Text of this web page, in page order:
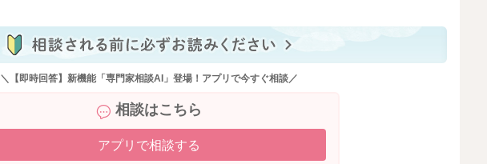
＼【即時回答】新機能「専門家相談AI」登場！アプリで今すぐ相談／
相談はこちら
アプリで相談する